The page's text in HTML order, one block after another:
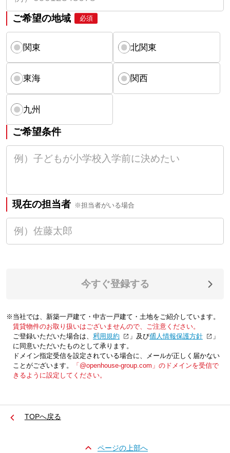
ご希望の地域 必須
関東 北関東
東海 関西
九州
ご希望条件
現在の担当者 ※担当者がいる場合
今すぐ登録する
※当社では、新築一戸建て・中古一戸建て・土地をご紹介しています。
賃貸物件のお取り扱いはございませんので、ご注意ください。
ご登録いただいた場合は、「利用規約 」及び「個人情報保護方針
」
に同意いただいたものとして承ります。
ドメイン指定受信を設定されている場合に、メールが正しく届かない
ことがございます。
「@openhouse-group.com」のドメインを受信で
きるように設定してください。
TOPへ戻る
ページの上部へ